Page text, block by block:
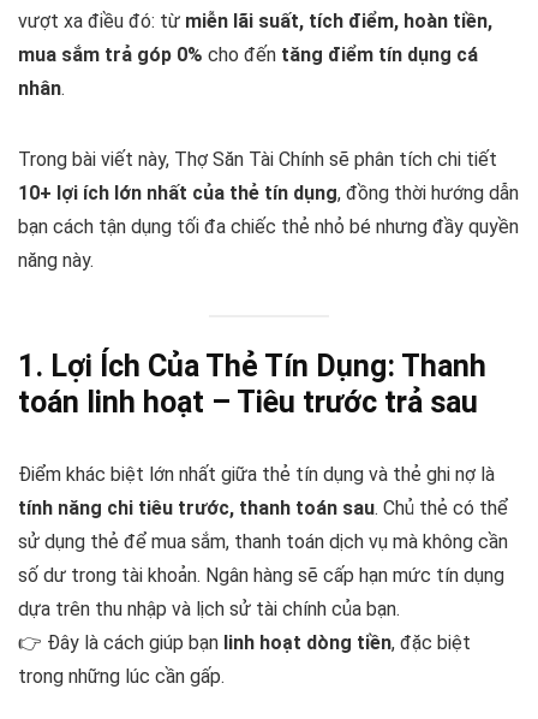
vượt xa điều đó: từ miễn lãi suất, tích điểm, hoàn tiền,
mua sắm trả góp 0% cho đến tăng điểm tín dụng cá
nhân.
Trong bài viết này, Thợ Săn Tài Chính sẽ phân tích chi tiết
10+ lợi ích lớn nhất của thẻ tín dụng, đồng thời hướng dẫn
bạn cách tận dụng tối đa chiếc thẻ nhỏ bé nhưng đầy quyền
năng này.
1. Lợi Ích Của Thẻ Tín Dụng: Thanh
toán linh hoạt – Tiêu trước trả sau
Điểm khác biệt lớn nhất giữa thẻ tín dụng và thẻ ghi nợ là
tính năng chi tiêu trước, thanh toán sau. Chủ thẻ có thể
sử dụng thẻ để mua sắm, thanh toán dịch vụ mà không cần
số dư trong tài khoản. Ngân hàng sẽ cấp hạn mức tín dụng
dựa trên thu nhập và lịch sử tài chính của bạn.
👉 Đây là cách giúp bạn linh hoạt dòng tiền, đặc biệt
trong những lúc cần gấp.